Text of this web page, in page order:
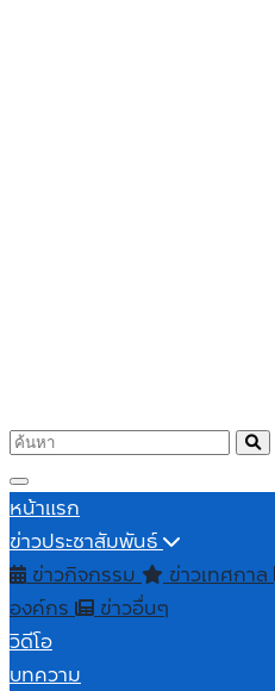
หน้าแรก
ข่าวประชาสัมพันธ์
ข่าวกิจกรรม
ข่าวเทศกาล
องค์กร
ข่าวอื่นๆ
วิดีโอ
บทความ